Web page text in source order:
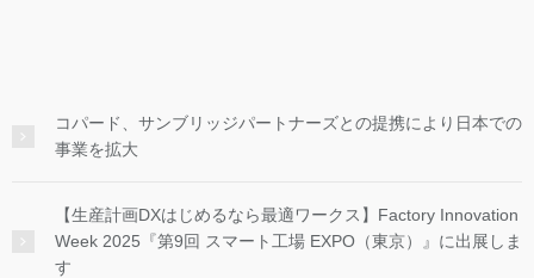
コパード、サンブリッジパートナーズとの提携により日本での
事業を拡大
【生産計画DXはじめるなら最適ワークス】Factory Innovation
Week 2025『第9回 スマート工場 EXPO（東京）』に出展しま
す